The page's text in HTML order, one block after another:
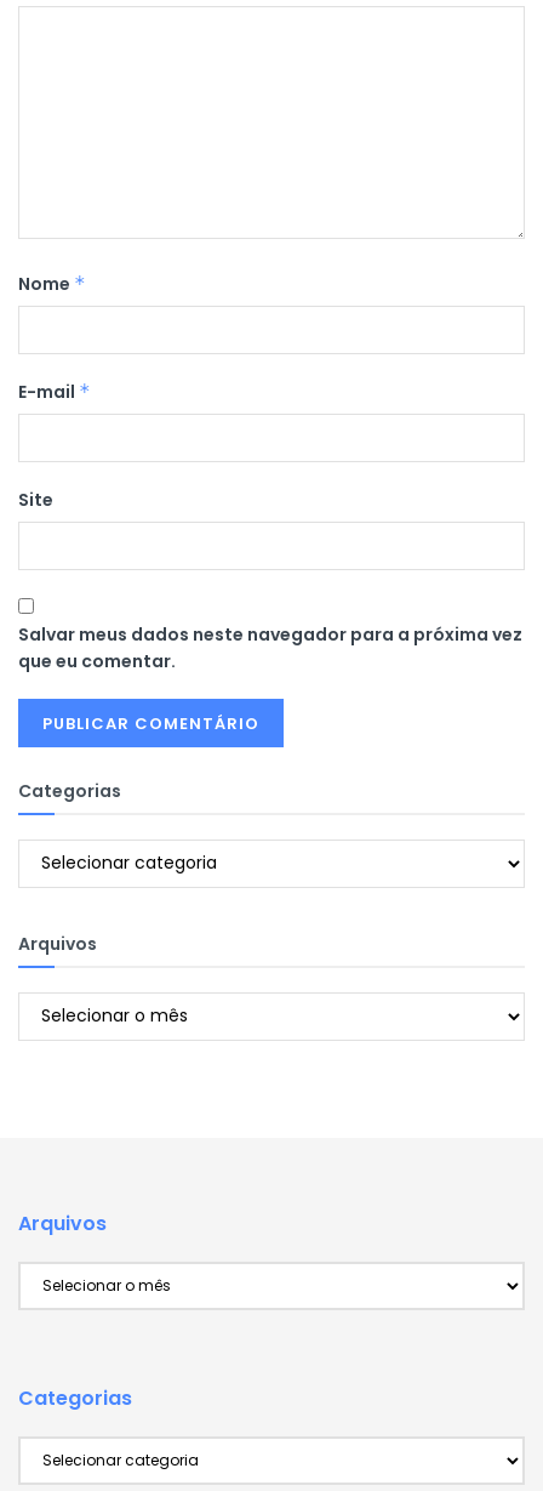
Nome *
E-mail *
Site
Salvar meus dados neste navegador para a próxima vez
que eu comentar.
Categorias
Categorias
Arquivos
Arquivos
Arquivos
Categorias